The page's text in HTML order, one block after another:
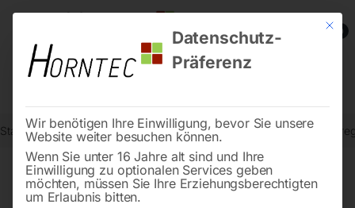
0
Start Stromaggregate und Stromerzeuger Zubehör für
Mit
Datenschutz-
Präferenz
Wir benötigen Ihre Einwilligung, bevor Sie unsere
Website weiter besuchen können.
Wenn Sie unter 16 Jahre alt sind und Ihre
Einwilligung zu optionalen Services geben
möchten, müssen Sie Ihre Erziehungsberechtigten
um Erlaubnis bitten.